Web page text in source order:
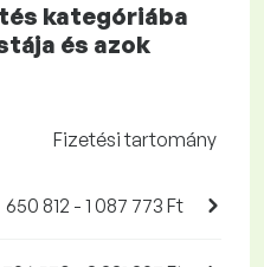
kategóriába
és azok
Fizetési tartomány
650 812 - 1 087 773 Ft